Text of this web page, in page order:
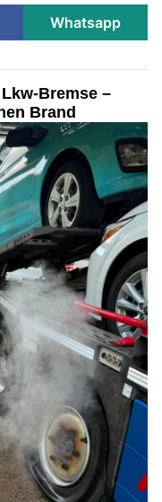
Whatsapp
Bremse –
Brand